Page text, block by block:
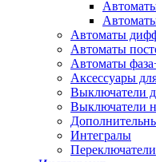
Автоматы
Автоматы
Автоматы
Аксессуары
Выключатели
Выключатели
Интегралы
Переключатели